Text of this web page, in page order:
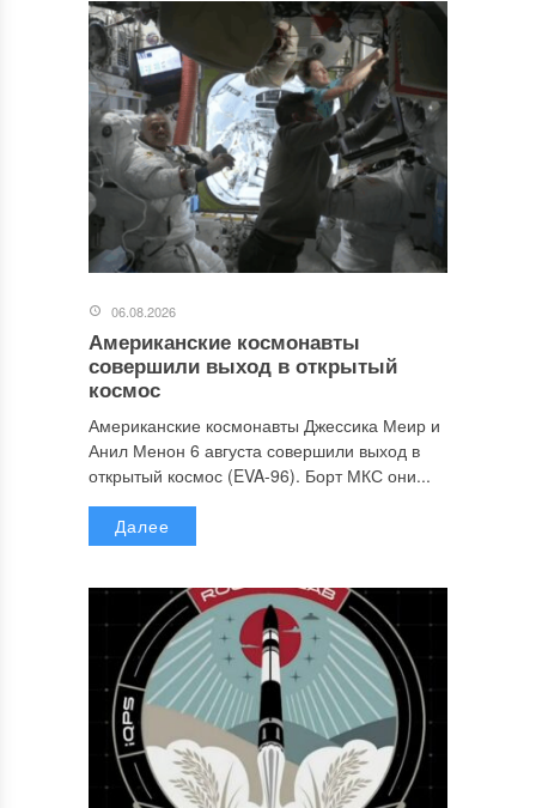
06.08.2026
Американские космонавты
совершили выход в открытый
космос
Американские космонавты Джессика Меир и
Анил Менон 6 августа совершили выход в
открытый космос (EVA-96). Борт МКС они...
Далее